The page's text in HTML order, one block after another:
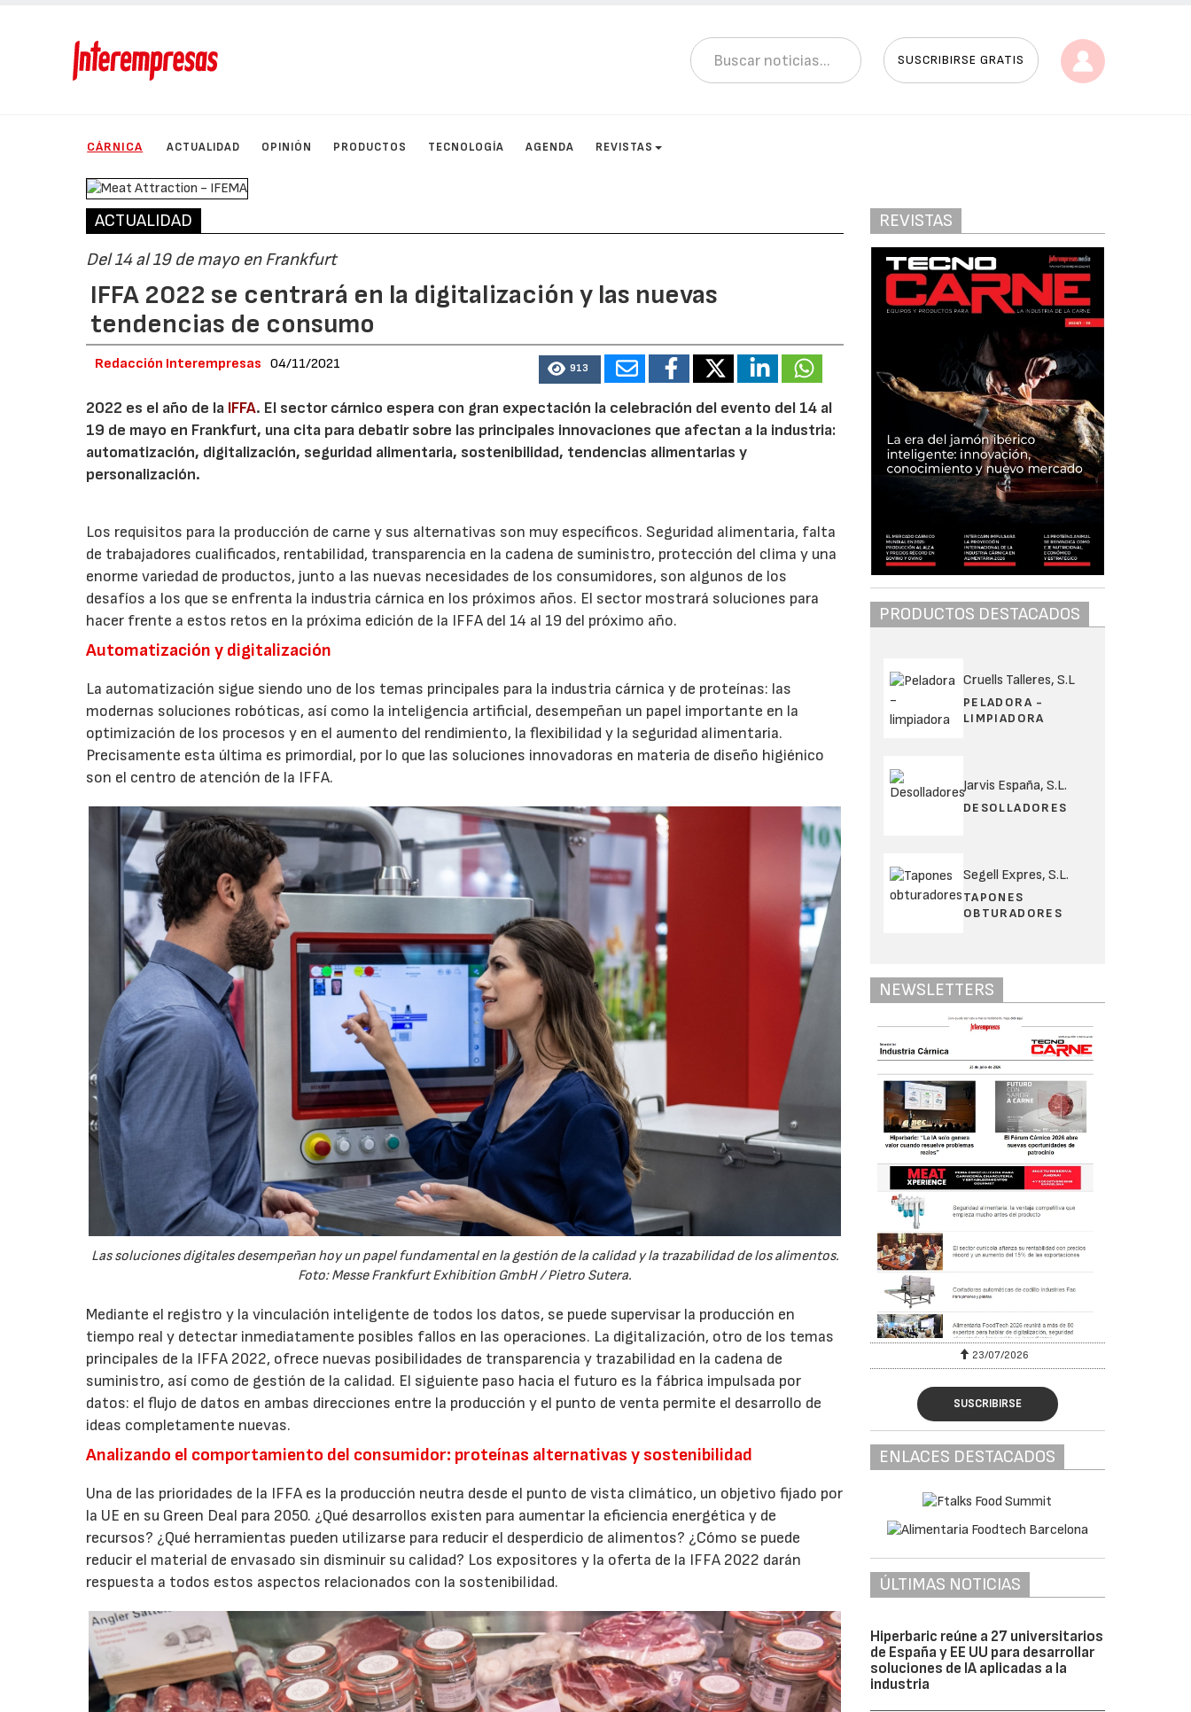
SUSCRIBIRSE GRATIS
CÁRNICA ACTUALIDAD OPINIÓN PRODUCTOS TECNOLOGÍA AGENDA REVISTAS
ACTUALIDAD
Del 14 al 19 de mayo en Frankfurt
IFFA 2022 se centrará en la digitalización y las nuevas
tendencias de consumo
Redacción Interempresas 04/11/2021 913
2022 es el año de la IFFA. El sector cárnico espera con gran expectación la celebración del evento del 14 al
19 de mayo en Frankfurt, una cita para debatir sobre las principales innovaciones que afectan a la industria:
automatización, digitalización, seguridad alimentaria, sostenibilidad, tendencias alimentarias y
personalización.
Los requisitos para la producción de carne y sus alternativas son muy específicos. Seguridad alimentaria, falta
de trabajadores cualificados, rentabilidad, transparencia en la cadena de suministro, protección del clima y una
enorme variedad de productos, junto a las nuevas necesidades de los consumidores, son algunos de los
desafíos a los que se enfrenta la industria cárnica en los próximos años. El sector mostrará soluciones para
hacer frente a estos retos en la próxima edición de la IFFA del 14 al 19 del próximo año.
Automatización y digitalización
La automatización sigue siendo uno de los temas principales para la industria cárnica y de proteínas: las
modernas soluciones robóticas, así como la inteligencia artificial, desempeñan un papel importante en la
optimización de los procesos y en el aumento del rendimiento, la flexibilidad y la seguridad alimentaria.
Precisamente esta última es primordial, por lo que las soluciones innovadoras en materia de diseño higiénico
son el centro de atención de la IFFA.
Las soluciones digitales desempeñan hoy un papel fundamental en la gestión de la calidad y la trazabilidad de los alimentos.
Foto: Messe Frankfurt Exhibition GmbH / Pietro Sutera.
Mediante el registro y la vinculación inteligente de todos los datos, se puede supervisar la producción en
tiempo real y detectar inmediatamente posibles fallos en las operaciones. La digitalización, otro de los temas
principales de la IFFA 2022, ofrece nuevas posibilidades de transparencia y trazabilidad en la cadena de
suministro, así como de gestión de la calidad. El siguiente paso hacia el futuro es la fábrica impulsada por
datos: el flujo de datos en ambas direcciones entre la producción y el punto de venta permite el desarrollo de
ideas completamente nuevas.
Analizando el comportamiento del consumidor: proteínas alternativas y sostenibilidad
Una de las prioridades de la IFFA es la producción neutra desde el punto de vista climático, un objetivo fijado por
la UE en su Green Deal para 2050. ¿Qué desarrollos existen para aumentar la eficiencia energética y de
recursos? ¿Qué herramientas pueden utilizarse para reducir el desperdicio de alimentos? ¿Cómo se puede
reducir el material de envasado sin disminuir su calidad? Los expositores y la oferta de la IFFA 2022 darán
respuesta a todos estos aspectos relacionados con la sostenibilidad.
REVISTAS
PRODUCTOS DESTACADOS
Cruells Talleres, S.L
PELADORA -
LIMPIADORA
Jarvis España, S.L.
DESOLLADORES
Segell Expres, S.L.
TAPONES
OBTURADORES
NEWSLETTERS
23/07/2026 30/07/2026 23/07/2026
SUSCRIBIRSE
ENLACES DESTACADOS
ÚLTIMAS NOTICIAS
Hiperbaric reúne a 27 universitarios
de España y EE UU para desarrollar
soluciones de IA aplicadas a la
industria